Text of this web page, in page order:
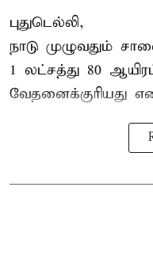
புதுடெல்லி,
நாடு முழுவதும்
1 லட்சத்து 80
வேதனைக்குரியது